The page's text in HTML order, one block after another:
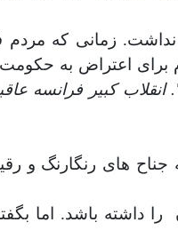
نداشت. زمانی که
اعتراض به
انقلاب کبیر فرانسه
جناح های رنگارنگ و
را داشته باشد. اما